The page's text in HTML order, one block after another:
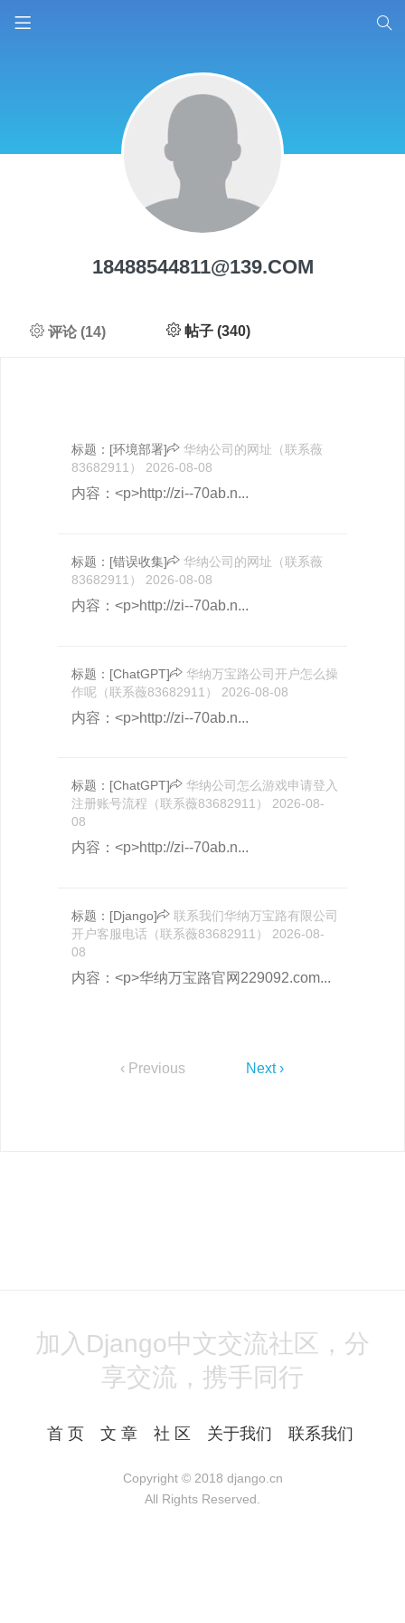
18488544811@139.COM
评论 (14) 帖子 (340)
标题： [环境部署]
华纳公司的网址（联系薇
83682911） 2026-08-08
内容：<p>http://zi--70ab.n...
标题： [错误收集]
华纳公司的网址（联系薇
83682911） 2026-08-08
内容：<p>http://zi--70ab.n...
标题： [ChatGPT]
华纳万宝路公司开户怎么操
作呢（联系薇83682911） 2026-08-08
内容：<p>http://zi--70ab.n...
标题： [ChatGPT]
华纳公司怎么游戏申请登入
注册账号流程（联系薇83682911） 2026-08-
08
内容：<p>http://zi--70ab.n...
标题： [Django]
联系我们华纳万宝路有限公司
开户客服电话（联系薇83682911） 2026-08-
08
内容：<p>华纳万宝路官网229092.com...
加入Django中文交流社区，分
享交流，携手同行
首 页 文 章 社 区 关于我们 联系我们
Copyright © 2018 django.cn
All Rights Reserved.